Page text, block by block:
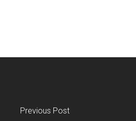
Previous Post